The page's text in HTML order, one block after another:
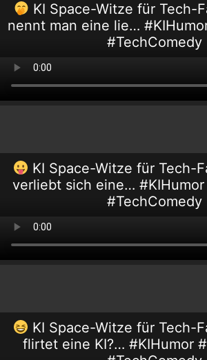
KI Space-Witze für Tech-
nennt man eine lie…
#TechComedy
KI Space-Witze für Tech-
verliebt sich eine…
#TechComedy
KI Space-Witze für Tech-
flirtet eine KI?… #KIHumor